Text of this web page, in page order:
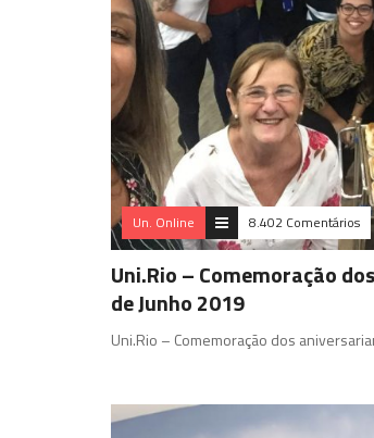
Un. Online 8.402 Comentários
Uni.Rio – Comemoração
de Junho 2019
Uni.Rio – Comemoração dos